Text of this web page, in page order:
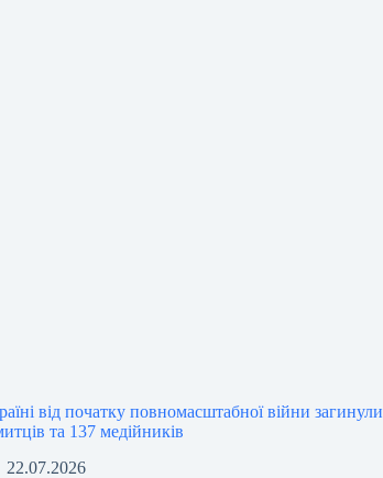
від початку повномасштабної війни загинули
та 137 медійників
22.07.2026